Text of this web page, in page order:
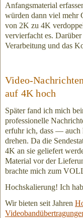
Anfangsmaterial
würden dann viel mehr
von 2K zu 4K
vervierfacht es.
Verarbeitung und das
Video-
auf 4K hoch
Später fand ich mich
professionelle
erfuhr ich, dass —
drehen. Da die
4K an sie geliefert
Material vor der
brachte mich zum
Hochskalierung! Ich
Wir bieten seit Jahren